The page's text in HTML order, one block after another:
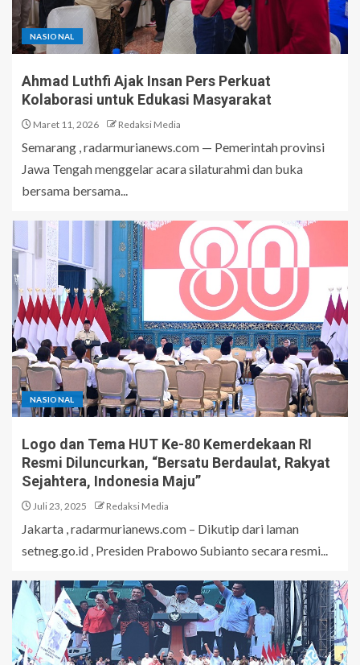
NASIONAL
Ahmad Luthfi Ajak Insan Pers Perkuat
Kolaborasi untuk Edukasi Masyarakat
Maret 11, 2026 Redaksi Media
Semarang , radarmurianews.com — Pemerintah provinsi
Jawa Tengah menggelar acara silaturahmi dan buka
bersama bersama...
NASIONAL
Logo dan Tema HUT Ke-80 Kemerdekaan RI
Resmi Diluncurkan, “Bersatu Berdaulat, Rakyat
Sejahtera, Indonesia Maju”
Juli 23, 2025 Redaksi Media
Jakarta , radarmurianews.com – Dikutip dari laman
setneg.go.id , Presiden Prabowo Subianto secara resmi...